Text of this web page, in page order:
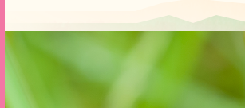
ももの里だから出来ること
介護サービス内容
守っていただきたいこと